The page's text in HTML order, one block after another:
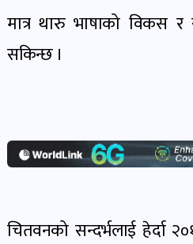
मात्र थारु भाषाको विकस र
सकिन्छ ।
चितवनको सन्दर्भलाई हेर्दा